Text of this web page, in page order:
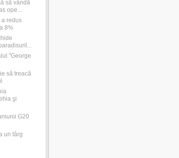
să vândă
ope...
a redus
8%
"George
să treacă
şi
G20
un târg